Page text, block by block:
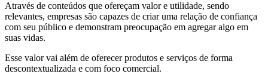
Através de conteúdos que ofereçam valor e utilidade, sendo
relevantes, empresas são capazes de criar uma relação de confiança
com seu público e demonstram preocupação em agregar algo em
suas vidas.
Esse valor vai além de oferecer produtos e serviços de forma
descontextualizada e com foco comercial.